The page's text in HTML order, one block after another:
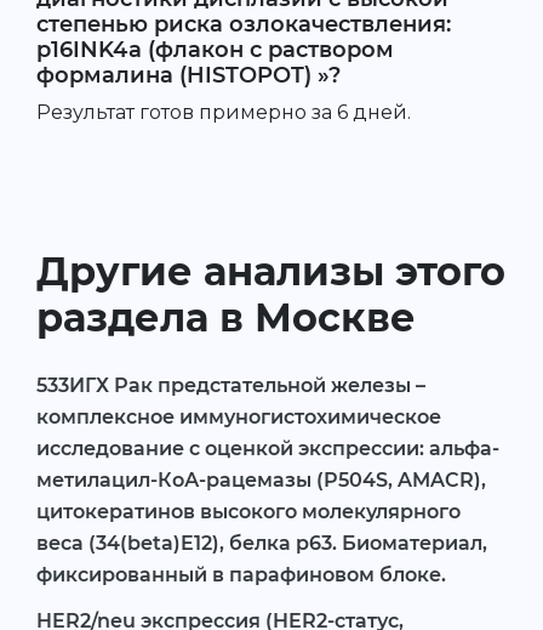
степенью риска озлокачествления:
p16INK4a (флакон с раствором
формалина (HISTOPOT) »?
Результат готов примерно за 6 дней.
Другие анализы этого
раздела в Москве
533ИГХ Рак предстательной железы –
комплексное иммуногистохимическое
исследование с оценкой экспрессии: альфа-
метилацил-КоА-рацемазы (P504S, AMACR),
цитокератинов высокого молекулярного
веса (34(beta)E12), белка p63. Биоматериал,
фиксированный в парафиновом блоке.
HER2/neu экспрессия (HER2-статус,